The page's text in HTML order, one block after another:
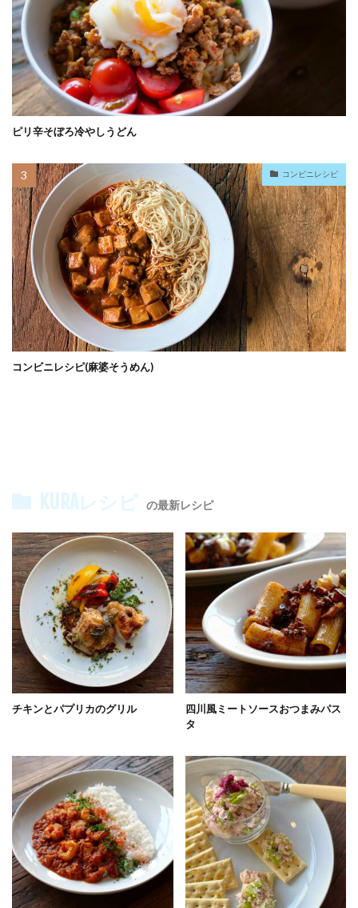
ピリ辛そぼろ冷やしうどん
コンビニレシピ
コンビニレシピ(麻婆そうめん)
KURAレシピ の最新レシピ
チキンとパプリカのグリル
四川風ミートソースおつまみパス
タ